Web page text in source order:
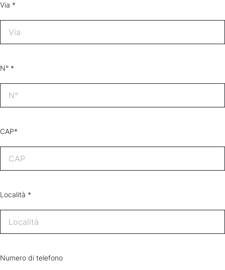
Via *
N° *
CAP*
Località *
Numero di telefono